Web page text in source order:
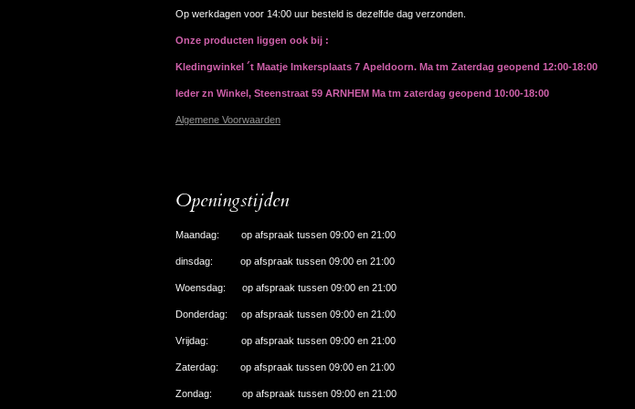
Op werkdagen voor 14:00 uur besteld is dezelfde dag verzonden.
Onze producten liggen ook bij :
Kledingwinkel ´t Maatje Imkersplaats 7 Apeldoorn. Ma tm Zaterdag geopend 12:00-18:00
Ieder zn Winkel, Steenstraat 59 ARNHEM Ma tm zaterdag geopend 10:00-18:00
Algemene Voorwaarden
Openingstijden
Maandag: op afspraak tussen 09:00 en 21:00
dinsdag: op afspraak tussen 09:00 en 21:00
Woensdag: op afspraak tussen 09:00 en 21:00
Donderdag: op afspraak tussen 09:00 en 21:00
Vrijdag: op afspraak tussen 09:00 en 21:00
Zaterdag: op afspraak tussen 09:00 en 21:00
Zondag: op afspraak tussen 09:00 en 21:00